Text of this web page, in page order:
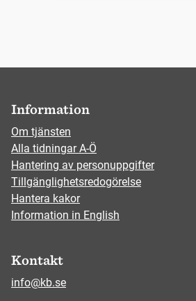
Information
Om tjänsten
Alla tidningar A-Ö
Hantering av personuppgifter
Tillgänglighetsredogörelse
Hantera kakor
Information in English
Kontakt
info@kb.se